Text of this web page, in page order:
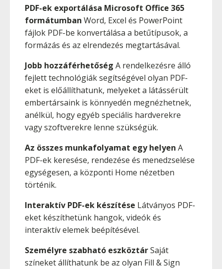
PDF-ek exportálása Microsoft Office 365
formátumban Word, Excel és PowerPoint
fájlok PDF-be konvertálása a betűtípusok, a
formázás és az elrendezés megtartásával.
Jobb hozzáférhetőség A rendelkezésre álló
fejlett technológiák segítségével olyan PDF-
eket is előállíthatunk, melyeket a látássérült
embertársaink is könnyedén megnézhetnek,
anélkül, hogy egyéb speciális hardverekre
vagy szoftverekre lenne szükségük.
Az összes munkafolyamat egy helyen A
PDF-ek keresése, rendezése és menedzselése
egységesen, a központi Home nézetben
történik.
Interaktív PDF-ek készítése Látványos PDF-
eket készíthetünk hangok, videók és
interaktív elemek beépítésével.
Személyre szabható eszköztárSaját
színeket állíthatunk be az olyan Fill & Sign